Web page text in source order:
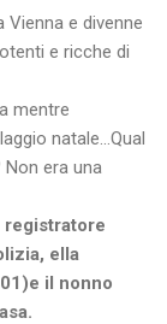
Vienna e divenne
e ricche di
mentre
natale...Qual
era una
registratore
ella
il nonno